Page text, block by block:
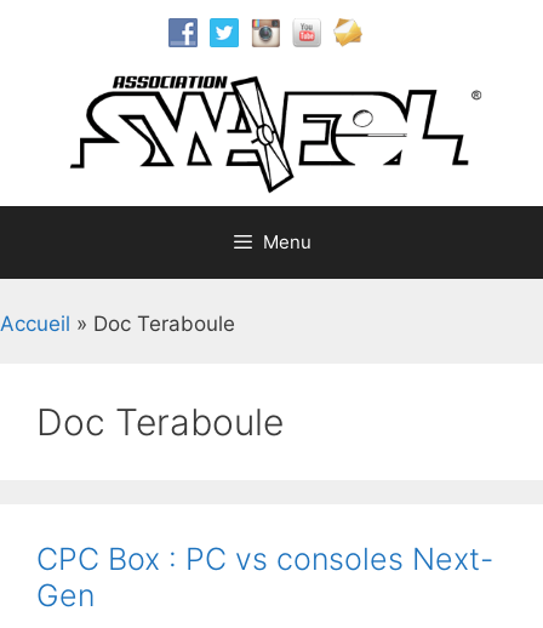
Menu
Accueil » Doc Teraboule
Doc Teraboule
CPC Box : PC vs consoles Next-
Gen